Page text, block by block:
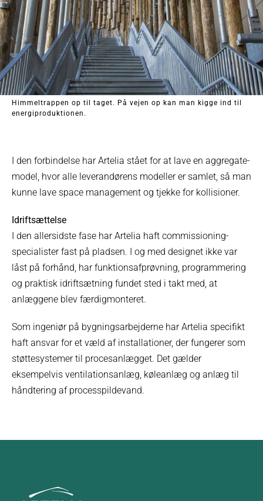
Himmeltrappen op til taget. På vejen op kan man kigge ind til
energiproduktionen.
I den forbindelse har Artelia stået for at lave en aggregate-
model, hvor alle leverandørens modeller er samlet, så man
kunne lave space management og tjekke for kollisioner.
Idriftsættelse
I den allersidste fase har Artelia haft commissioning-
specialister fast på pladsen. I og med designet ikke var
låst på forhånd, har funktionsafprøvning, programmering
og praktisk idriftsætning fundet sted i takt med, at
anlæggene blev færdigmonteret.
Som ingeniør på bygningsarbejderne har Artelia specifikt
haft ansvar for et væld af installationer, der fungerer som
støttesystemer til procesanlægget. Det gælder
eksempelvis ventilationsanlæg, køleanlæg og anlæg til
håndtering af processpildevand.